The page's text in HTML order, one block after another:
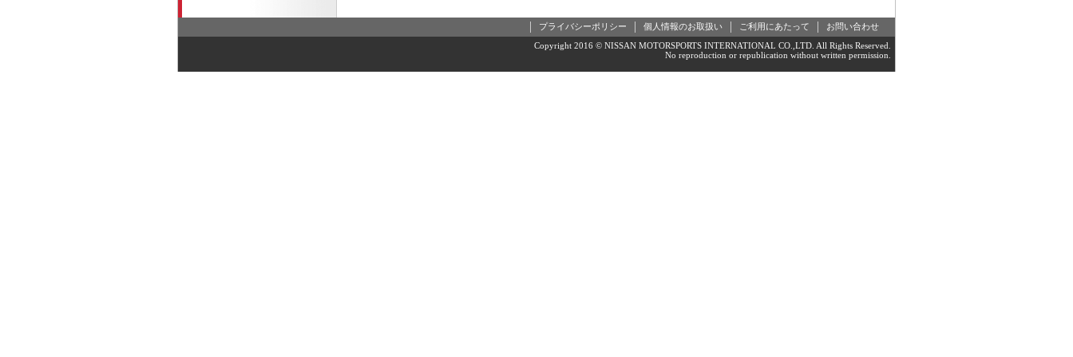
プライバシーポリシー 個人情報のお取扱い ご利用にあたって
お問い合わせ
Copyright 2016 © NISSAN MOTORSPORTS INTERNATIONAL CO.,LTD. All Rights Reserved.
No reproduction or republication without written permission.